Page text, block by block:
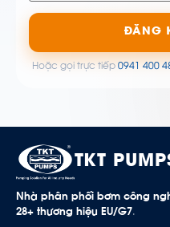
ĐĂNG
Hoặc gọi trực tiếp 0941 400
TKT
Nhà phân phối bơm công
28+ thương hiệu EU/G7.